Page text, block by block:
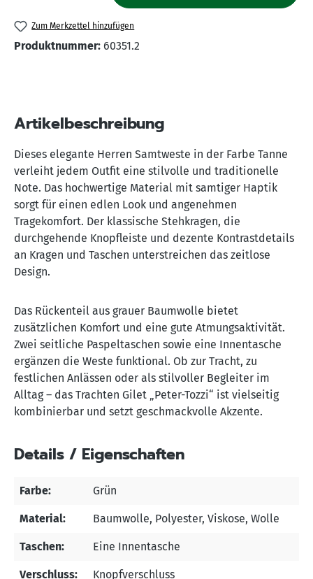
Zum Merkzettel hinzufügen
Produktnummer: 60351.2
Artikelbeschreibung
Dieses elegante Herren Samtweste in der Farbe Tanne
verleiht jedem Outfit eine stilvolle und traditionelle
Note. Das hochwertige Material mit samtiger Haptik
sorgt für einen edlen Look und angenehmen
Tragekomfort. Der klassische Stehkragen, die
durchgehende Knopfleiste und dezente Kontrastdetails
an Kragen und Taschen unterstreichen das zeitlose
Design.
Das Rückenteil aus grauer Baumwolle bietet
zusätzlichen Komfort und eine gute Atmungsaktivität.
Zwei seitliche Paspeltaschen sowie eine Innentasche
ergänzen die Weste funktional. Ob zur Tracht, zu
festlichen Anlässen oder als stilvoller Begleiter im
Alltag – das Trachten Gilet „Peter-Tozzi“ ist vielseitig
kombinierbar und setzt geschmackvolle Akzente.
Details / Eigenschaften
Farbe: Grün
Material: Baumwolle, Polyester, Viskose, Wolle
Taschen: Eine Innentasche
Verschluss: Knopfverschluss